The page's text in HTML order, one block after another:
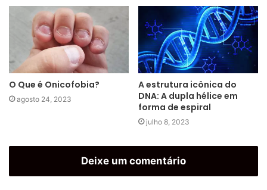
O Que é Onicofobia?
agosto 24, 2023
A estrutura icônica do
DNA: A dupla hélice em
forma de espiral
julho 8, 2023
Deixe um comentário